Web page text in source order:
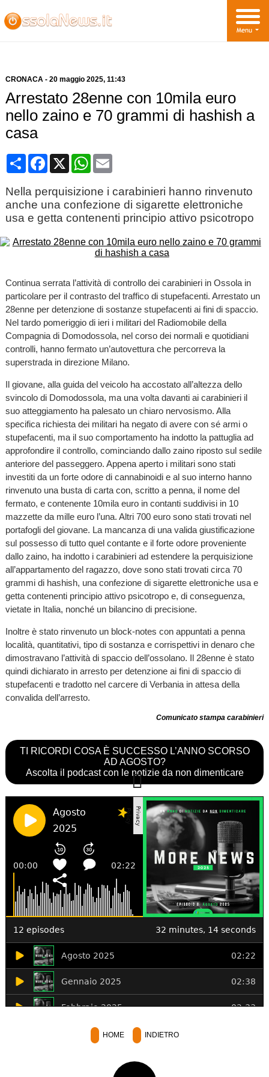
CRONACA- 20 maggio 2025, 11:43
Arrestato 28enne con 10mila euro
nello zaino e 70 grammi di hashish a
casa
CondividiFacebook
X WhatsApp
Email
Nella perquisizione i carabinieri hanno rinvenuto
anche una confezione di sigarette elettroniche
usa e getta contenenti principio attivo psicotropo
Continua serrata l’attività di controllo dei carabinieri in Ossola in
particolare per il contrasto del traffico di stupefacenti. Arrestato un
28enne per detenzione di sostanze stupefacenti ai fini di spaccio.
Nel tardo pomeriggio di ieri i militari del Radiomobile della
Compagnia di Domodossola, nel corso dei normali e quotidiani
controlli, hanno fermato un’autovettura che percorreva la
superstrada in direzione Milano.
Il giovane, alla guida del veicolo ha accostato all’altezza dello
svincolo di Domodossola, ma una volta davanti ai carabinieri il
suo atteggiamento ha palesato un chiaro nervosismo. Alla
specifica richiesta dei militari ha negato di avere con sé armi o
stupefacenti, ma il suo comportamento ha indotto la pattuglia ad
approfondire il controllo, cominciando dallo zaino riposto sul sedile
anteriore del passeggero. Appena aperto i militari sono stati
investiti da un forte odore di cannabinoidi e al suo interno hanno
rinvenuto una busta di carta con, scritto a penna, il nome del
fermato, e contenente 10mila euro in contanti suddivisi in 10
mazzette da mille euro l’una. Altri 700 euro sono stati trovati nel
portafogli del giovane. La mancanza di una valida giustificazione
sul possesso di tutto quel contante e il forte odore proveniente
dallo zaino, ha indotto i carabinieri ad estendere la perquisizione
all’appartamento del ragazzo, dove sono stati trovati circa 70
grammi di hashish, una confezione di sigarette elettroniche usa e
getta contenenti principio attivo psicotropo e, di conseguenza,
vietate in Italia, nonché un bilancino di precisione.
Inoltre è stato rinvenuto un block-notes con appuntati a penna
località, quantitativi, tipo di sostanza e corrispettivi in denaro che
dimostravano l’attività di spaccio dell’ossolano. Il 28enne è stato
quindi dichiarato in arresto per detenzione ai fini di spaccio di
stupefacenti e tradotto nel carcere di Verbania in attesa della
convalida dell’arresto.
Comunicato stampa carabinieri
TI RICORDI COSA È SUCCESSO L’ANNO SCORSO
AD AGOSTO?
Ascolta il podcast con le notizie da non dimenticare
HOME INDIETRO